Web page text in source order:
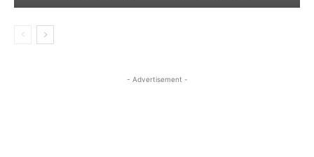
- Advertisement -